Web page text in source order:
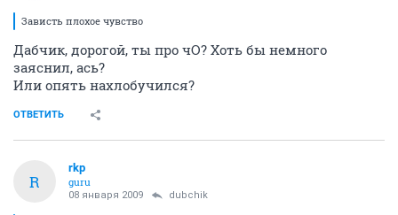
Зависть плохое чувство
Дабчик, дорогой, ты про чО? Хоть бы немного
заяснил, ась?
Или опять нахлобучился?
ОТВЕТИТЬ
R
rkp
guru
08 января 2009 dubchik